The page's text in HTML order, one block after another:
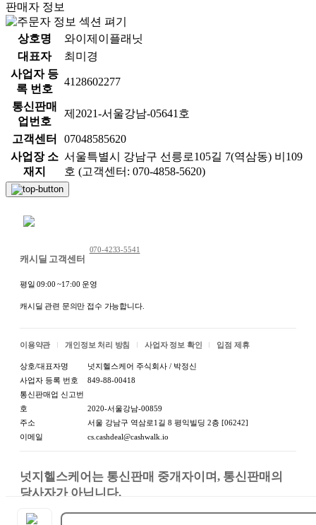
판매자 정보
상호명
와이제이플래닛
대표자
최미경
사업자 등
록 번호
4128602277
통신판매
업번호
제2021-서울강남-05641호
고객센터
07048585620
사업장 소
재지
서울특별시 강남구 선릉로105길 7(역삼동) 비109
호 (고객센터: 070-4858-5620)
캐시딜 고객센터
070-4233-5541
평일 09:00 ~17:00 운영
캐시딜 관련 문의만 접수 가능합니다.
이용약관 개인정보 처리 방침 사업자 정보 확인 입점 제휴
상호/대표자명
넛지헬스케어 주식회사 / 박정신
사업자 등록 번호
849-88-00418
통신판매업 신고번
호
2020-서울강남-00859
주소
서울 강남구 역삼로1길 8 평익빌딩 2층 [06242]
이메일
cs.cashdeal@cashwalk.io
넛지헬스케어는 통신판매 중개자이며, 통신판매의
당사자가 아닙니다.
상품, 상품정보, 거래에 관한 의무와 책임은 판매자에